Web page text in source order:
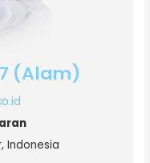
(Alam)
Indonesia